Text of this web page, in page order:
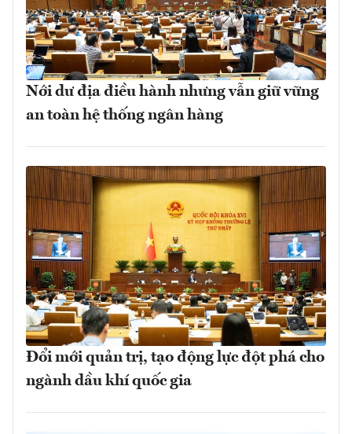
Nới dư địa điều hành nhưng vẫn giữ vững
an toàn hệ thống ngân hàng
Đổi mới quản trị, tạo động lực đột phá cho
ngành dầu khí quốc gia